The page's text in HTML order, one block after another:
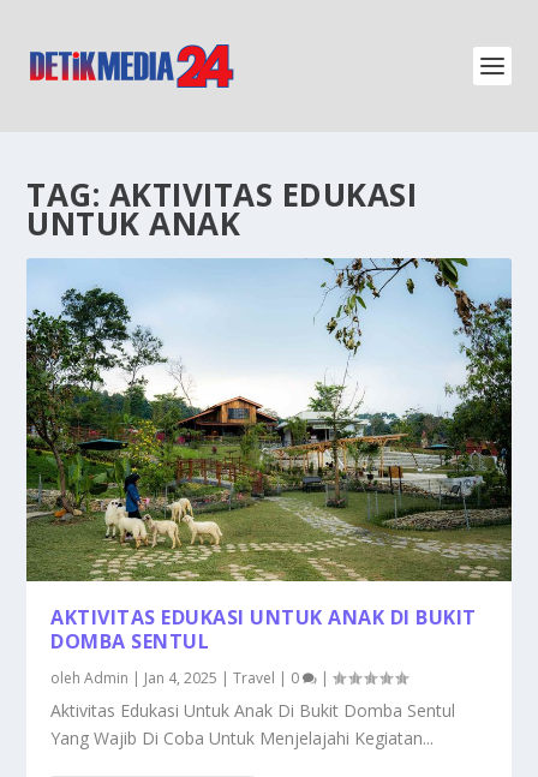
TAG: AKTIVITAS EDUKASI
UNTUK ANAK
AKTIVITAS EDUKASI UNTUK ANAK DI BUKIT
DOMBA SENTUL
olehAdmin | Jan 4, 2025 |Travel | 0 |
Aktivitas Edukasi Untuk Anak Di Bukit Domba Sentul
Yang Wajib Di Coba Untuk Menjelajahi Kegiatan...